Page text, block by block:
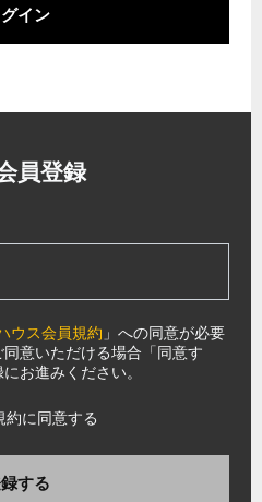
イン
員登録
ウス会員規約 」への同意が必要
意いただける場合「同意す
お進みください。
約に同意する
する